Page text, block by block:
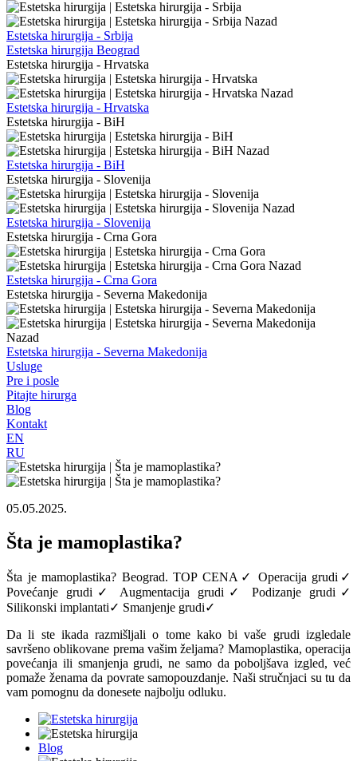
Nazad
Estetska hirurgija - Srbija
Estetska hirurgija Beograd
Estetska hirurgija - Hrvatska
Nazad
Estetska hirurgija - Hrvatska
Estetska hirurgija - BiH
Nazad
Estetska hirurgija - BiH
Estetska hirurgija - Slovenija
Nazad
Estetska hirurgija - Slovenija
Estetska hirurgija - Crna Gora
Nazad
Estetska hirurgija - Crna Gora
Estetska hirurgija - Severna Makedonija
Nazad
Estetska hirurgija - Severna Makedonija
Usluge
Pre i posle
Pitajte hirurga
Blog
Kontakt
EN
RU
05.05.2025.
Šta je mamoplastika?
Šta je mamoplastika? Beograd. TOP CENA✓ Operacija grudi✓
Povećanje grudi✓ Augmentacija grudi✓ Podizanje grudi✓
Silikonski implantati✓ Smanjenje grudi✓
Da li ste ikada razmišljali o tome kako bi vaše grudi izgledale
savršeno oblikovane prema vašim željama? Mamoplastika, operacija
povećanja ili smanjenja grudi, ne samo da poboljšava izgled, već
pomaže ženama da povrate samopouzdanje. Naši stručnjaci su tu da
vam pomognu da donesete najbolju odluku.
Blog